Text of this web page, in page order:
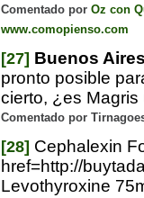
Comentado por Oz con
www.comopienso.com
[27] Buenos
pronto posible
cierto, ¿es
Comentado por
[28] Cephalexin
href=http://
Levothyroxine